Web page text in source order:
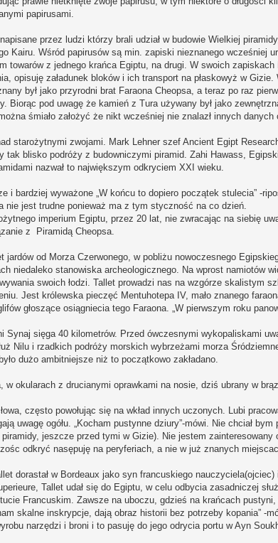
papirusami.
przez ludzi którzy brali udział w budowie Wielkiej
Kairu. Wśród papirusów są min. zapiski nieznanego wcześniej
towarów z jednego krańca Egiptu, na drugi. W swoich
opisuję załadunek bloków i ich transport na płaskowyż w
był jako przyrodni brat Faraona Cheopsa, a teraz po raz
Biorąc pod uwagę że kamień z Tura używany był jako
śmiało założyć że nikt wcześniej nie znalazł innych
starożytnymi zwojami. Mark Lehner szef Ancient Egipt
tak blisko podróży z budowniczymi piramid. Zahi Hawass,
nazwał to największym odkryciem XXI wieku.
i bardziej wyważone „W końcu to dopiero początek stulecia” -
nie jest trudne ponieważ ma z tym styczność na co dzień.
imperium Egiptu, przez 20 lat, nie zwracając na siebię
z Piramidą Cheopsa.
od Morza Czerwonego, w pobliżu nowoczesnego
niedaleko stanowiska archeologicznego. Na wprost namiotów
swoich łodzi. Tallet prowadzi nas na wzgórze skalistym
Jest królewska pieczęć Mentuhotepa IV, mało znanego
głoszące osiągniecia tego Faraona. „W pierwszym roku
Synaj sięga 40 kilometrów. Przed ówczesnymi wykopaliskami
Nilu i rzadkich podróży morskich wybrzeżami morza
dużo ambitniejsze niż to początkowo zakładano.
okularach z drucianymi oprawkami na nosie, dziś ubrany w
często powołując się na wkład innych uczonych. Lubi
uwagę ogółu. „Kocham pustynne dziury”-mówi. Nie chciał
jeszcze przed tymi w Gizie). Nie jestem zainteresowany
odkryć nasępuję na peryferiach, a nie w już znanych
dorastał w Bordeaux jako syn francuskiego
Tallet udał się do Egiptu, w celu odbycia zasadniczej
Francuskim. Zawsze na uboczu, gdzieś na krańcach
skalne inskrypcje, dają obraz historii bez potrzeby kopania” -
narzędzi i broni i to pasuję do jego odrycia portu w Ayn